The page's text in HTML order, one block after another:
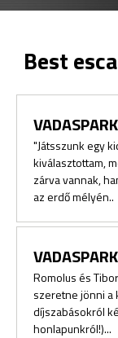
Best
VADASPARK
"Játsszunk egy
kiválasztottam,
zárva vannak,
az erdő mélyén..
Romolus és
szeretne jönni a
díjszabásokról
honlapunkról!)...